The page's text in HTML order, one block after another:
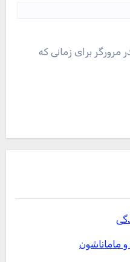
مرورگر برای زمانی که
و ماماناشون